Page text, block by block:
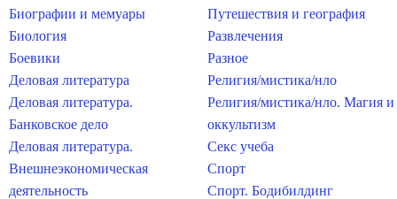
Биографии и мемуары
Биология
Боевики
Деловая литература
Деловая литература.
Банковское дело
Деловая литература.
Внешнеэкономическая
деятельность
Путешествия и география
Развлечения
Разное
Религия/мистика/нло
Религия/мистика/нло. Магия и
оккультизм
Секс учеба
Спорт
Спорт. Бодибилдинг